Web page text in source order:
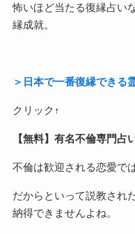
怖いほど当たる復縁占い
縁成就。
＞日本で一番復縁できる
クリック↑
【無料】有名不倫専門占
不倫は歓迎される恋愛で
だからといって説教され
納得できませんよね。